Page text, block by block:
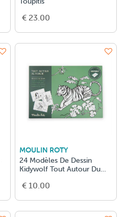
€ 23.00
MOULIN ROTY
24 Modèles De Dessin
Kidywolf Tout Autour Du
€ 10.00